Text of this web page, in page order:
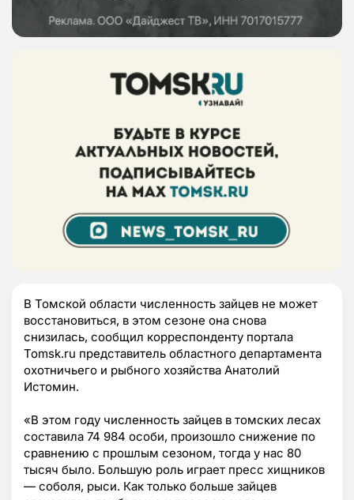
В Томской области численность зайцев не может
восстановиться, в этом сезоне она снова
снизилась, сообщил корреспонденту портала
Tomsk.ru представитель областного департамента
охотничьего и рыбного хозяйства Анатолий
Истомин.
«В этом году численность зайцев в томских лесах
составила 74 984 особи, произошло снижение по
сравнению с прошлым сезоном, тогда у нас 80
тысяч было. Большую роль играет пресс хищников
— соболя, рыси. Как только больше зайцев